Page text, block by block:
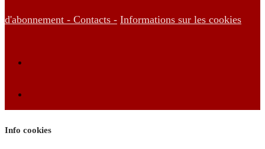
d'abonnement - Contacts - Informations sur les cookies
Info cookies